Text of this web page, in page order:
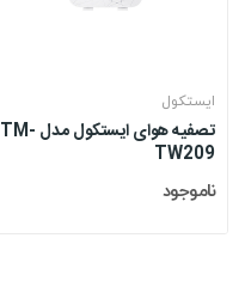
ایستکول
تصفیه هوای ایستکول مدل TM-
TW209
ناموجود